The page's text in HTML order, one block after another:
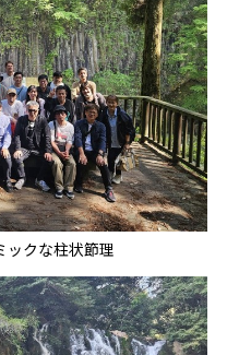
ックな柱状節理